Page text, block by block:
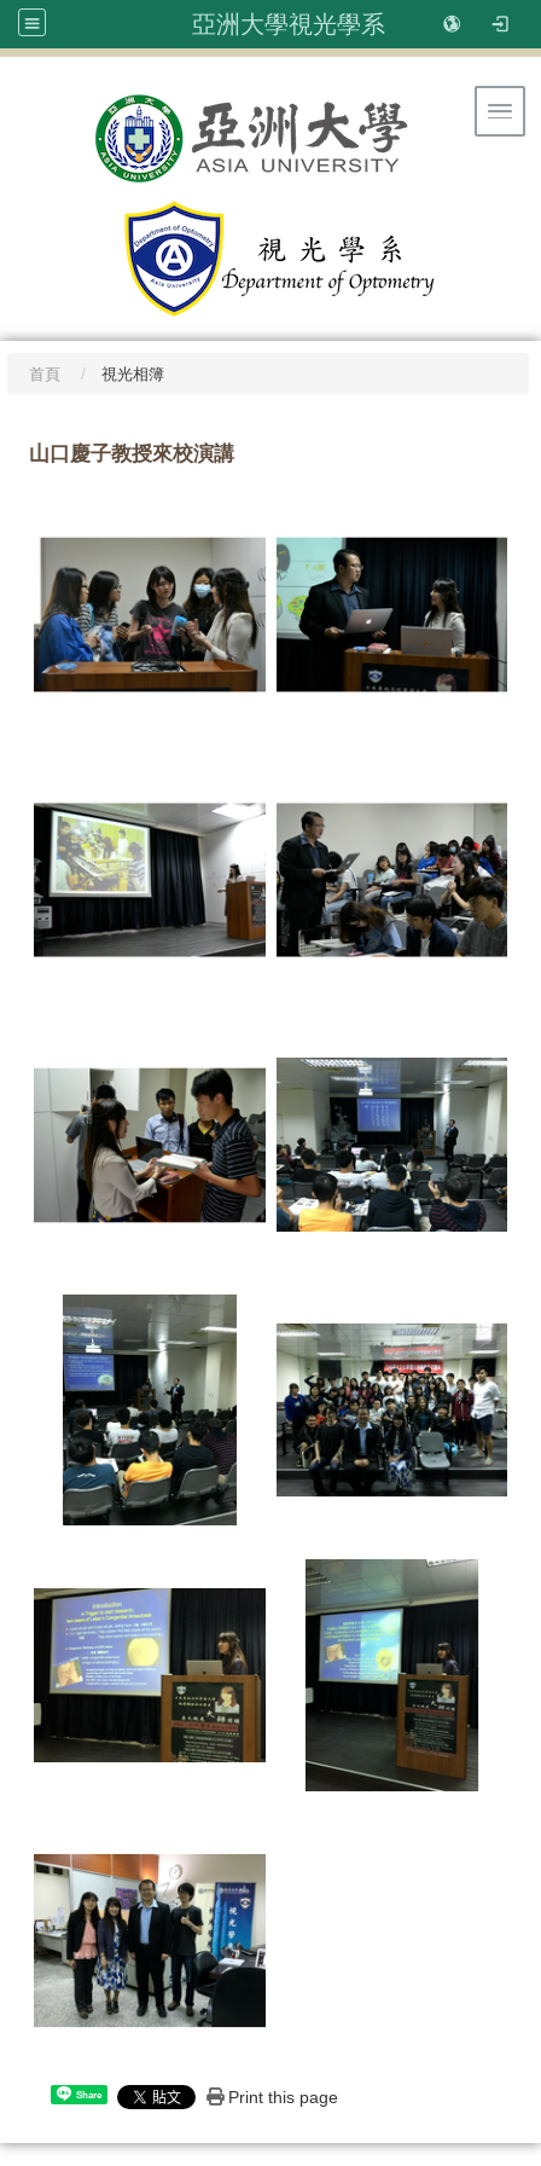
亞洲大學視光學系
首頁 視光相簿
山口慶子教授來校演講
Share Print this page